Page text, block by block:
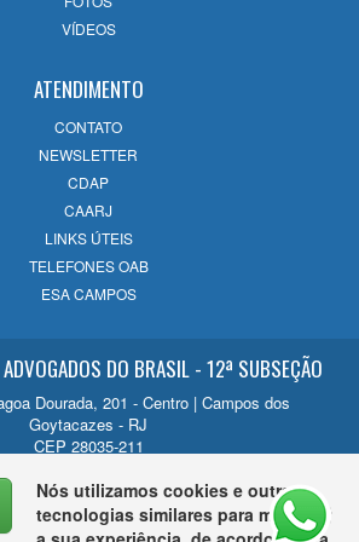
14/07/2026
VÍDEOS
ATENDIMENTO
CONTATO
NEWSLETTER
CDAP
CAARJ
LINKS ÚTEIS
TELEFONES OAB
ESA CAMPOS
DO BRASIL - 12ª SUBSEÇÃO
Dourada, 201 - Centro | Campos dos
Goytacazes - RJ
CEP 28035-211
(22) 2726-1200
Nós utilizamos cookies e outras
tecnologias similares para melhorar